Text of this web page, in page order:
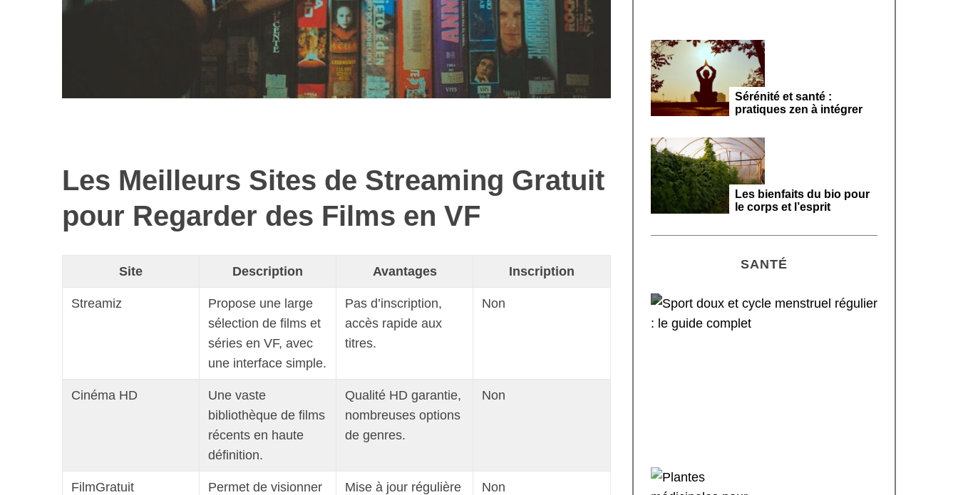
Les Meilleurs Sites de Streaming Gratuit
pour Regarder des Films en VF
Site Description Avantages Inscription
Streamiz
Propose une large
sélection de films et
séries en VF, avec
une interface simple.
Pas d’inscription,
accès rapide aux
titres.
Non
Cinéma HD
Une vaste
bibliothèque de films
récents en haute
définition.
Qualité HD garantie,
nombreuses options
de genres.
Non
FilmGratuit
Permet de visionner
Mise à jour régulière
Non
Sérénité et santé :
pratiques zen à intégrer
Les bienfaits du bio pour
le corps et l’esprit
SANTÉ